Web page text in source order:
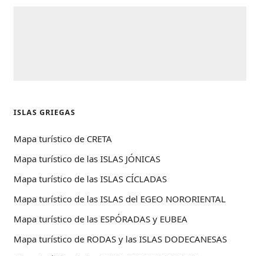
ISLAS GRIEGAS
Mapa turístico de CRETA
Mapa turístico de las ISLAS JÓNICAS
Mapa turístico de las ISLAS CÍCLADAS
Mapa turístico de las ISLAS del EGEO NORORIENTAL
Mapa turístico de las ESPÓRADAS y EUBEA
Mapa turístico de RODAS y las ISLAS DODECANESAS